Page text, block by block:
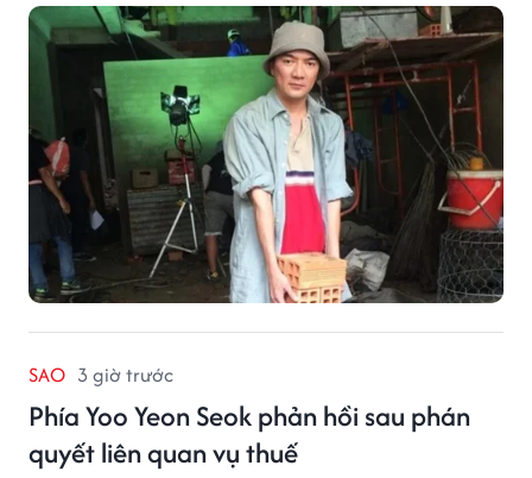
SAO 3 giờ trước
Phía Yoo Yeon Seok phản hồi sau phán
quyết liên quan vụ thuế